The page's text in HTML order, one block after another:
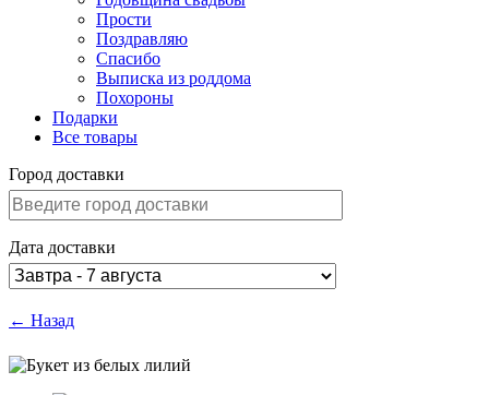
Прости
Поздравляю
Спасибо
Выписка из роддома
Похороны
Подарки
Все товары
Город доставки
Дата доставки
← Назад